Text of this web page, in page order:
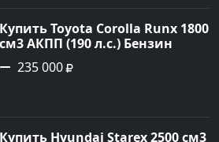
Авторынок23
Купить Toyota Corolla Runx 1800
см3 АКПП (190 л.с.) Бензин
инжектор в Тихорецк: цвет
Серый Хетчбэк 2002 года по
Авторынок23
235 000
Купить Hyundai Starex 2500 см3